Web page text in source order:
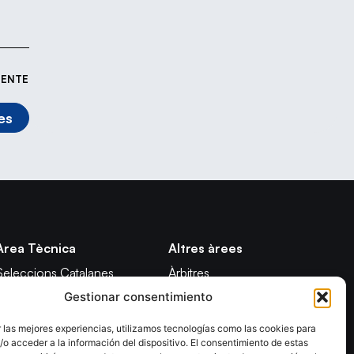
Gestionar consentimiento
las mejores experiencias, utilizamos tecnologías como las cookies para
o acceder a la información del dispositivo. El consentimiento de estas
Tècnica
Catalanes
Seleccions Handbol Platja
Tecnificació Territorial
Altres àrees
Àrbitres
Formació
Notícies
Adreces de contacte